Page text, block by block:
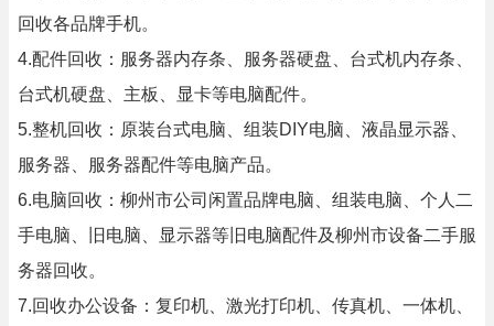
回收各品牌手机。
4.配件回收：服务器内存条、服务器硬盘、台式机内存条、
台式机硬盘、主板、显卡等电脑配件。
5.整机回收：原装台式电脑、组装DIY电脑、液晶显示器、
服务器、服务器配件等电脑产品。
6.电脑回收：柳州市公司闲置品牌电脑、组装电脑、个人二
手电脑、旧电脑、显示器等旧电脑配件及柳州市设备二手服
务器回收。
7.回收办公设备：复印机、激光打印机、传真机、一体机、